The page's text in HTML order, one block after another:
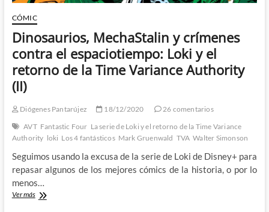
CÓMIC
Dinosaurios, MechaStalin y crímenes
contra el espaciotiempo: Loki y el
retorno de la Time Variance Authority
(II)
Diógenes Pantarújez 18/12/2020
26 comentarios
AVT Fantastic Four La serie de Loki y el retorno de la Time Variance
Authority loki Los 4 fantásticos Mark Gruenwald TVA Walter Simonson
Seguimos usando la excusa de la serie de Loki de Disney+ para
repasar algunos de los mejores cómics de la historia, o por lo
menos…
Ver másDinosaurios,